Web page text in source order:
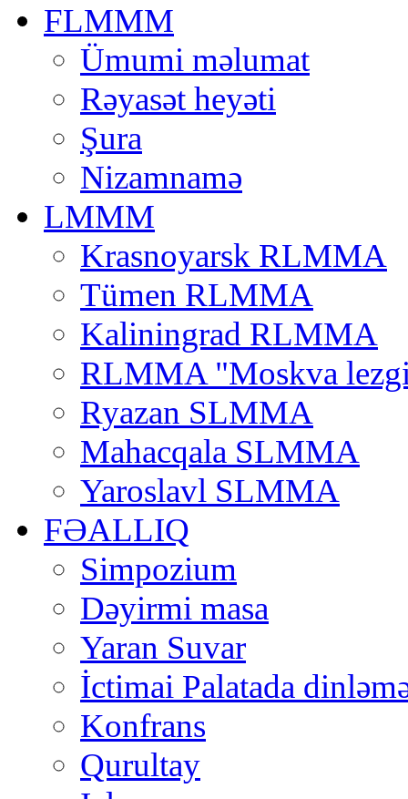
FLMMM
Ümumi məlumat
Rəyasət heyəti
Şura
Nizamnamə
LMMM
Krasnoyarsk RLMMA
Tümen RLMMA
Kaliningrad RLMMA
RLMMA "Moskva
Ryazan SLMMA
Mahacqala SLMMA
Yaroslavl SLMMA
FƏALLIQ
Simpozium
Dəyirmi masa
Yaran Suvar
İctimai Palatada
Konfrans
Qurultay